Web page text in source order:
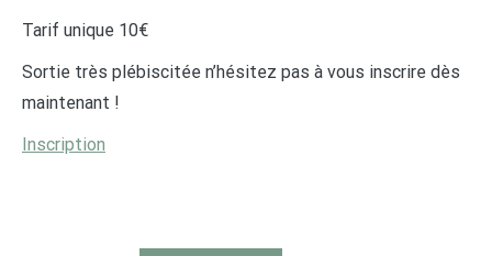
Tarif unique 10€
Sortie très plébiscitée n’hésitez pas à vous inscrire dès
maintenant !
Inscription